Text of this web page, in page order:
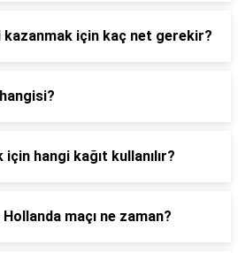
için kaç net gerekir?
hangi kağıt kullanılır?
maçı ne zaman?